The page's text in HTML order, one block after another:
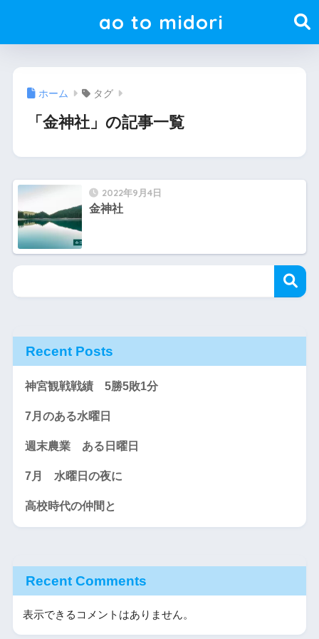
ao to midori
ホーム タグ
「金神社」の記事一覧
2022年9月4日
金神社
Recent Posts
神宮観戦戦績 5勝5敗1分
7月のある水曜日
週末農業 ある日曜日
7月 水曜日の夜に
高校時代の仲間と
Recent Comments
表示できるコメントはありません。